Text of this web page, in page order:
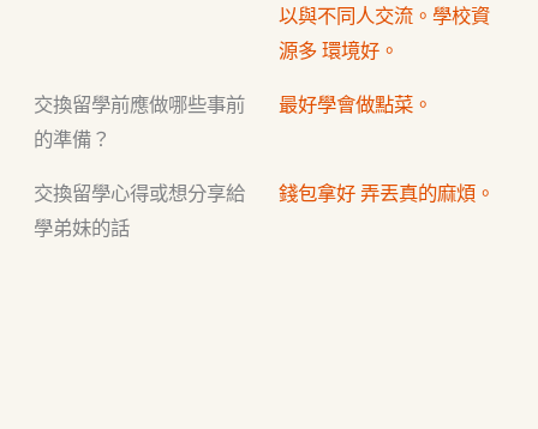
以與不同人交流。學校資
源多 環境好。
交換留學前應做哪些事前
的準備？
最好學會做點菜。
交換留學心得或想分享給
學弟妹的話
錢包拿好 弄丟真的麻煩。